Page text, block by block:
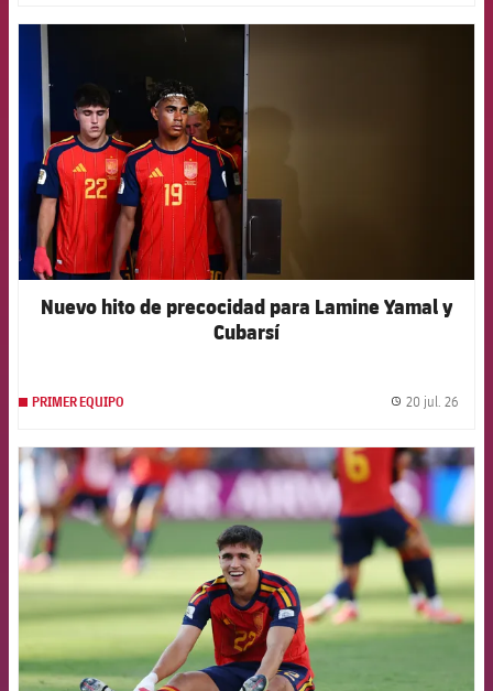
FCB Barcelona badge
Nuevo hito de precocidad para Lamine Yamal y
Cubarsí
PRIMER EQUIPO 20 jul. 26
FCB Barcelona badge